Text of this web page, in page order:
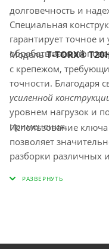
долговечность и
Специальная
гарантирует точное
обрабатываемой
МодельT-TORX®
с крепежом,
точности. Благодаря
усиленной
уровнем нагрузок и
применения.
Использование
позволяет
разборки различных
обработки и